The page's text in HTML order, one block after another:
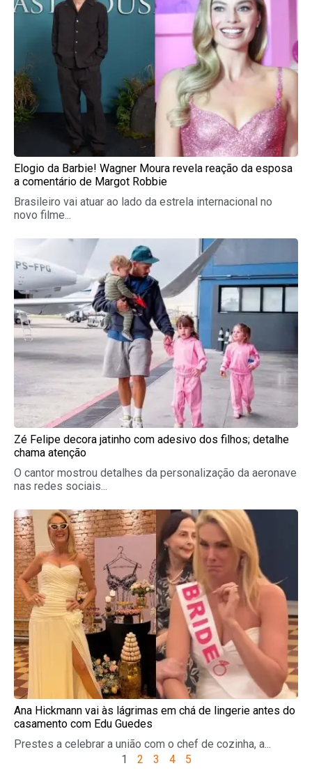
Elogio da Barbie! Wagner Moura revela reação da esposa
a comentário de Margot Robbie
Brasileiro vai atuar ao lado da estrela internacional no
novo filme...
Zé Felipe decora jatinho com adesivo dos filhos; detalhe
chama atenção
O cantor mostrou detalhes da personalização da aeronave
nas redes sociais...
Ana Hickmann vai às lágrimas em chá de lingerie antes do
casamento com Edu Guedes
Prestes a celebrar a união com o chef de cozinha, a...
1 2 3 4 5